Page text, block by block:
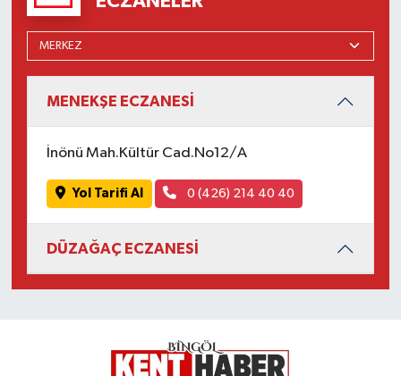
MENEKŞE ECZANESİ
İnönü Mah.Kültür Cad.No12/A
Yol Tarifi Al 0 (426) 214 40 40
DÜZAĞAÇ ECZANESİ